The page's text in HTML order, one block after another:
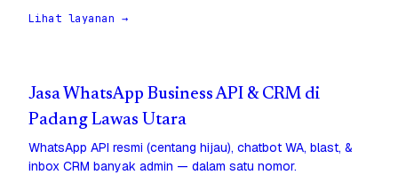
Lihat layanan →
Jasa WhatsApp Business API & CRM di
Padang Lawas Utara
WhatsApp API resmi (centang hijau), chatbot WA, blast, &
inbox CRM banyak admin — dalam satu nomor.